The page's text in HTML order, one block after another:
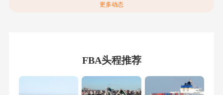
更多动态
FBA头程推荐